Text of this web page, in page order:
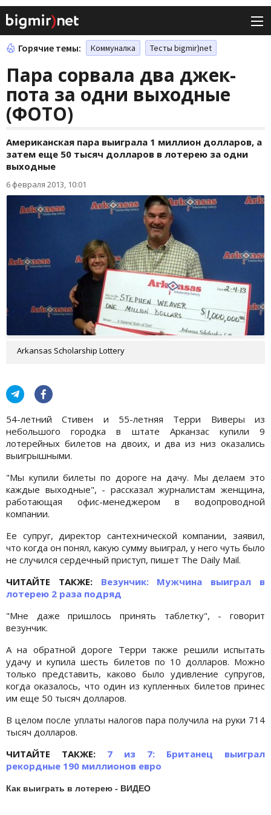
Горячие темы: Коммуналка Тесты bigmir)net
Пара сорвала два джек-
пота за одни выходные
(ФОТО)
Американская пара выиграла 1 миллион долларов, а
затем еще 50 тысяч долларов в лотерею за одни
выходные
6 февраля 2013, 10:01
Arkansas Scholarship Lottery
54-летний Стивен и 55-летняя Терри Виверы из
небольшого городка в штате Арканзас купили 9
лотерейных билетов на двоих, и два из низ оказались
выигрышными.
"Мы купили билеты по дороге на дачу. Мы делаем это
каждые выходные", - рассказал журналистам женщина,
работающая офис-менеджером в водопроводной
компании.
Ее супруг, директор сантехнической компании, заявил,
что когда он понял, какую сумму выиграл, у него чуть было
не случился сердечный приступ, пишет The Daily Mail.
ЧИТАЙТЕ ТАКЖЕ: Везунчик: Мужчина выиграл в
лотерею 2 раза подряд
"Мне даже пришлось принять таблетку", - говорит
везунчик.
А на обратной дороге Терри также решили испытать
удачу и купила шесть билетов по 10 долларов. Можно
только представить, каково было удивление супругов,
когда оказалось, что один из купленных билетов принес
им еще 50 тысяч долларов.
В целом после уплаты налогов пара получила на руки 714
тысяч долларов.
ЧИТАЙТЕ ТАКЖЕ: 7 из 7: Британец выиграл
рекордные 190 миллионов евро
Как выиграть в лотерею - ВИДЕО